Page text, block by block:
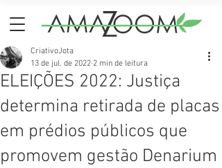
ELEIÇÕES 2022: Justiça
determina retirada de placas
em prédios públicos que
promovem gestão Denarium
CriativoJota
13 de jul. de 2022 2 min de leitura